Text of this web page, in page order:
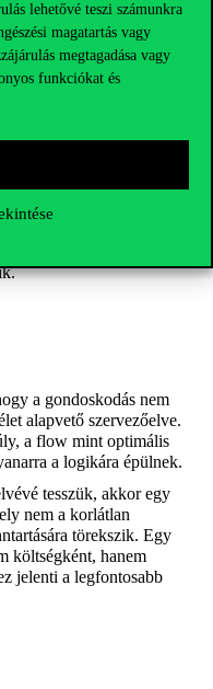
lehetővé teszi számunkra
magatartás vagy
megtagadása vagy
funkciókat és
jelentkeznek, több mint
fordított összegnek, míg
a jelenlegi
lenne szükség.
következményeiből
lehetne kerülni.
vezet. Az
egy olyan végpont
társadalmi stabilitás már
a gondoskodás nem
alapvető szervezőelve.
a flow mint optimális
a logikára épülnek.
tesszük, akkor egy
nem a korlátlan
törekszik. Egy
költségként, hanem
jelenti a legfontosabb